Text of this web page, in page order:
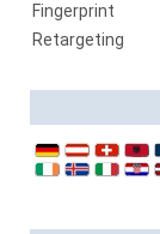
Fingerprint
Retargeting